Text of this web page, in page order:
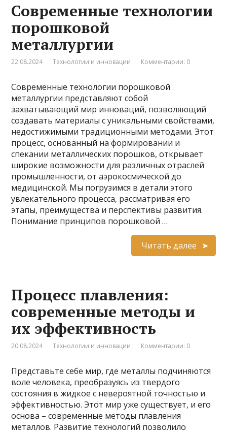
Современные технологии
порошковой
металлургии
22.08.2024 Технологии и инновации Комментарии: 0
Современные технологии порошковой
металлургии представляют собой
захватывающий мир инноваций, позволяющий
создавать материалы с уникальными свойствами,
недостижимыми традиционными методами. Этот
процесс, основанный на формировании и
спекании металлических порошков, открывает
широкие возможности для различных отраслей
промышленности, от аэрокосмической до
медицинской. Мы погрузимся в детали этого
увлекательного процесса, рассматривая его
этапы, преимущества и перспективы развития.
Понимание принципов порошковой …
Читать далее
Процесс плавления:
современные методы и
их эффективность
20.08.2024 Технологии и инновации Комментарии: 0
Представьте себе мир, где металлы подчиняются
воле человека, преобразуясь из твердого
состояния в жидкое с невероятной точностью и
эффективностью. Этот мир уже существует, и его
основа – современные методы плавления
металлов. Развитие технологий позволило